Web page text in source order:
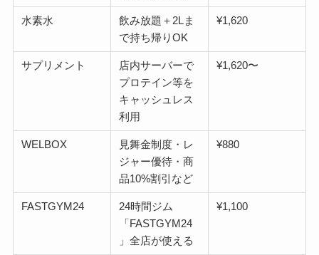
水素水
飲み放題＋2Lま
で持ち帰りOK
¥1,620
サプリメント
店内サーバーで
プロテイン等を
キャッシュレス
利用
¥1,620〜
WELBOX
見舞金制度・レ
ジャー優待・商
品10%割引など
¥880
FASTGYM24
24時間ジム
「FASTGYM24
」全店が使える
¥1,100